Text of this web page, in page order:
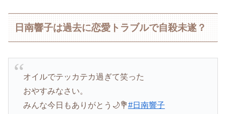
日南響子は過去に恋愛トラブルで自殺未遂？
オイルでテッカテカ過ぎて笑った
おやすみなさい。
みんな今日もありがとう🌙💐#日南響子